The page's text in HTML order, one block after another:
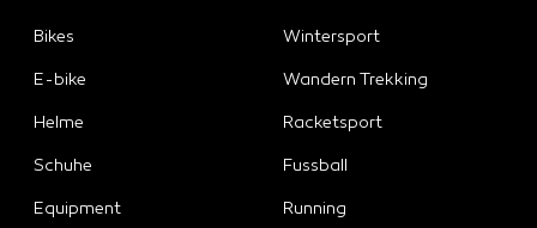
Bikes
E-bike
Helme
Schuhe
Equipment
Wintersport
Wandern Trekking
Racketsport
Fussball
Running